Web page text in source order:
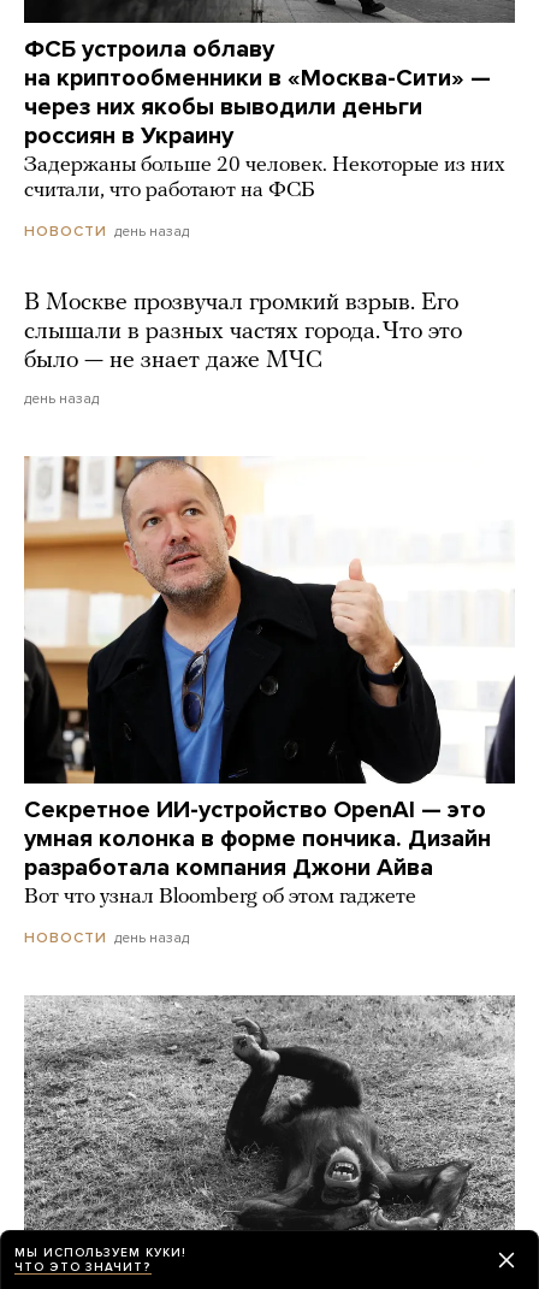
ФСБ устроила облаву
на криптообменники в «Москва-Сити» —
через них якобы выводили деньги
россиян в Украину
Задержаны больше 20 человек. Некоторые из них
считали, что работают на ФСБ
НОВОСТИ день назад
В Москве прозвучал громкий взрыв. Его
слышали в разных частях города. Что это
было — не знает даже МЧС
день назад
Секретное ИИ-устройство OpenAI — это
умная колонка в форме пончика. Дизайн
разработала компания Джони Айва
Вот что узнал Bloomberg об этом гаджете
НОВОСТИ день назад
МЫ ИСПОЛЬЗУЕМ КУКИ!
ЧТО ЭТО ЗНАЧИТ?